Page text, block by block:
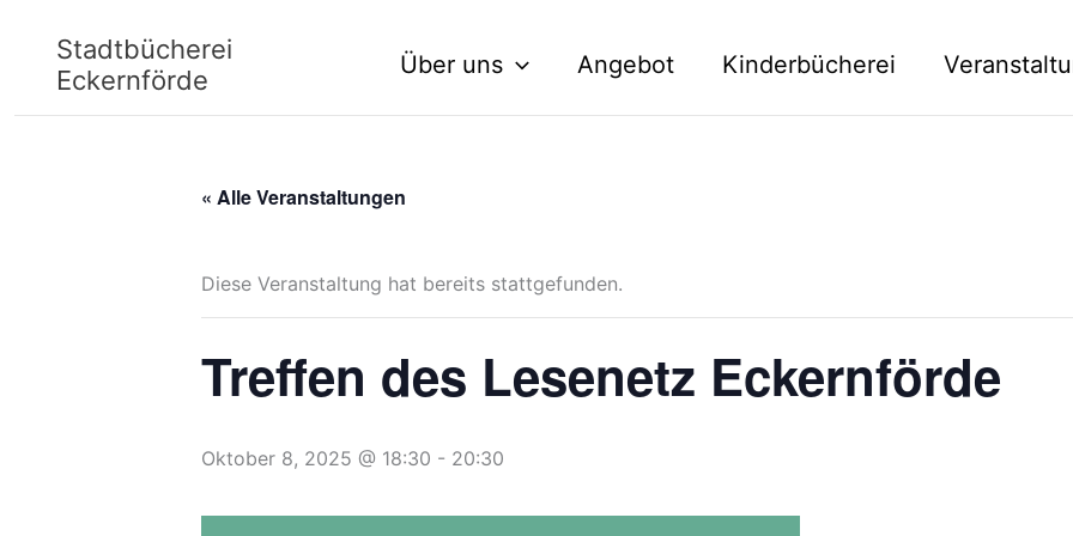
springen
Stadtbücherei
Eckernförde
Über uns Angebot Kinderbücherei
« Alle Veranstaltungen
Diese Veranstaltung hat bereits stattgefunden.
Treffen des Lesenetz Eckernförde
Oktober 8, 2025 @ 18:30 - 20:30